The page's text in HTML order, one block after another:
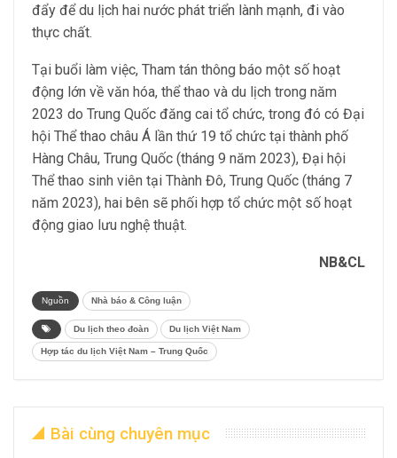
đẩy để du lịch hai nước phát triển lành mạnh, đi vào
thực chất.
Tại buổi làm việc, Tham tán thông báo một số hoạt
động lớn về văn hóa, thể thao và du lịch trong năm
2023 do Trung Quốc đăng cai tổ chức, trong đó có Đại
hội Thể thao châu Á lần thứ 19 tổ chức tại thành phố
Hàng Châu, Trung Quốc (tháng 9 năm 2023), Đại hội
Thể thao sinh viên tại Thành Đô, Trung Quốc (tháng 7
năm 2023), hai bên sẽ phối hợp tổ chức một số hoạt
động giao lưu nghệ thuật.
NB&CL
Nguồn Nhà báo & Công luận
Du lịch theo đoàn Du lịch Việt Nam
Hợp tác du lịch Việt Nam – Trung Quốc
Bài cùng chuyên mục